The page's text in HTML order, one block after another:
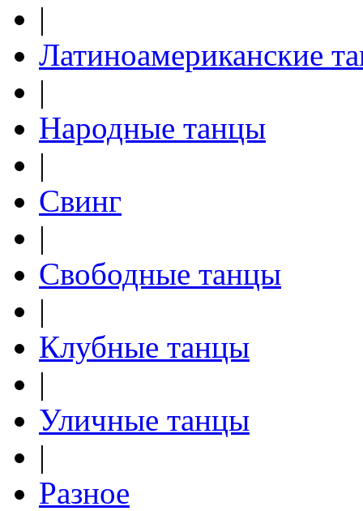
|
Латиноамериканские
|
Народные танцы
|
Свинг
|
Свободные танцы
|
Клубные танцы
|
Уличные танцы
|
Разное